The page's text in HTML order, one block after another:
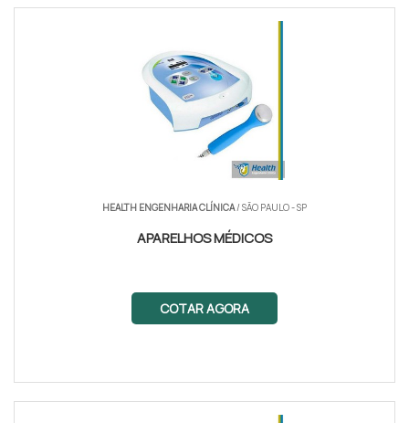
HEALTH ENGENHARIA CLÍNICA/ SÃO PAULO - SP
APARELHOS MÉDICOS
COTAR AGORA